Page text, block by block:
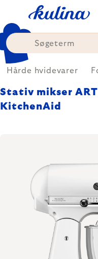
content
Hårde hvidevarer
Stativ mikser
KitchenAid